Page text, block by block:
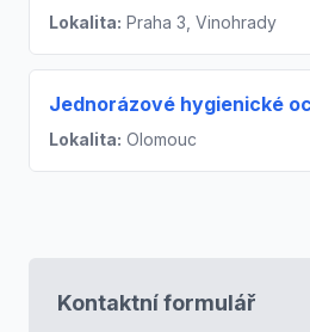
Lokalita: Praha 3, Vinohrady
Jednorázové hygienické
Lokalita: Olomouc
Kontaktní formulář